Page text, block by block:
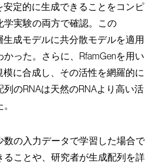
安定的に生成できることをコンピ
学実験の両方で確認。この
生成モデルに共分散モデルを適用
った。さらに、RfamGenを用い
模に合成し、その活性を網羅的に
のRNAは天然のRNAより高い活
数の入力データで学習した場合で
ることや、研究者が生成配列を詳